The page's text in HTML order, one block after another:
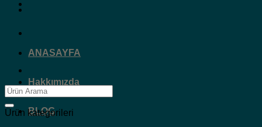
ANASAYFA
Hakkımızda
BLOG
Ara:
Ürün kategorileri